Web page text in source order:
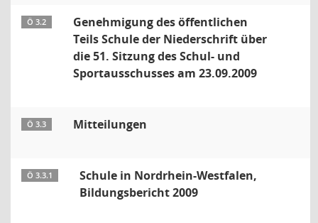
Ö 3.2
Genehmigung des öffentlichen
Teils Schule der Niederschrift über
die 51. Sitzung des Schul- und
Sportausschusses am 23.09.2009
Ö 3.3 Mitteilungen
Ö 3.3.1
Schule in Nordrhein-Westfalen,
Bildungsbericht 2009